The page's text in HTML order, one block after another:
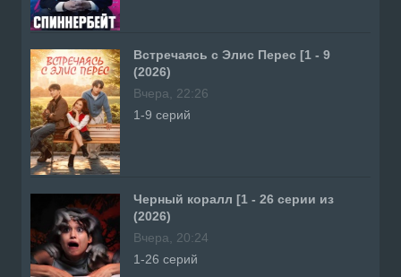
Встречаясь с Элис Перес [1 - 9
(2026)
Вчера, 22:26
1-9 серий
Черный коралл [1 - 26 серии из
(2026)
Вчера, 20:24
1-26 серий